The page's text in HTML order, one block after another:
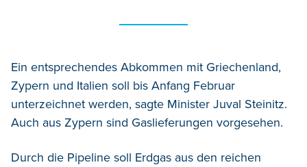
Ein entsprechendes Abkommen mit Griechenland,
Zypern und Italien soll bis Anfang Februar
unterzeichnet werden, sagte Minister Juval Steinitz.
Auch aus Zypern sind Gaslieferungen vorgesehen.
Durch die Pipeline soll Erdgas aus den reichen